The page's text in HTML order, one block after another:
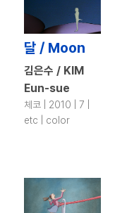
달 / Moon
김은수 / KIM
Eun-sue
체코 | 2010 | 7 |
etc | color